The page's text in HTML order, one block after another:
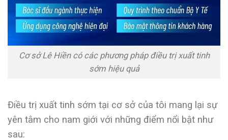
Cơ sở Lê Hiền có các phương pháp điều trị xuất tinh
sớm hiệu quả
Điều trị xuất tinh sớm tại cơ sở của tôi mang lại sự
yên tâm cho nam giới với những điểm nổi bật như
sau: